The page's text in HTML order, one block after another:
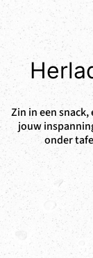
Zin in een
jouw
onder